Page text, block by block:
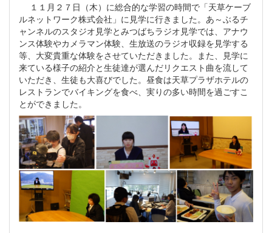
１１月２７日（木）に総合的な学習の時間で「天草ケーブ
ルネットワーク株式会社」に見学に行きました。あ～ぶるチ
ャンネルのスタジオ見学とみつばちラジオ見学では、アナウ
ンス体験やカメラマン体験、生放送のラジオ収録を見学する
等、大変貴重な体験をさせていただきました。また、見学に
来ている様子の紹介と生徒達が選んだリクエスト曲を流して
いただき、生徒も大喜びでした。昼食は天草プラザホテルの
レストランでバイキングを食べ、実りの多い時間を過ごすこ
とができました。